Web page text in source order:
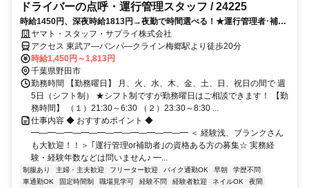
ドライバーの点呼・運行管理スタッフ / 24225
時給1450円、深夜時給1813円→夜勤で時間選べる！★運行管理者･補助
者資格が活かせる★フル勤務で収入安定♪梅郷駅最寄り＊車･バイク･自転
車OK！面接1回のみ◎履歴書不要！
ヤマト・スタッフ・サプライ株式会社
アクセス 東武ア―バンパ―クライン梅郷駅より徒歩20分
時給1,450円～1,813円
千葉県野田市
勤務時間 【勤務曜日】 月、火、水、木、金、土、日、祝日の間で 週
5日（シフト制） ★シフト制ですが勤務曜日はご相談できます！ 【勤
務時間】 （１）21:30～6:30 （２）23:30～8:30 ...
仕事内容 ◆ おすすめポイント ◆
━―━―━―━―━―━―━―━―━―━ ＜ 経験浅、ブランクさん
も大歓迎！！＞ ｢運行管理or補助者｣の資格ある方の募集☆ 実務経
験・経験年数などは問いません♪ ━...
制服あり 主婦・主夫歓迎 フリーター歓迎 バイク通勤OK 早朝
学歴不問
車通勤OK
固定時間制 職場見学可 経験不問 経験者歓迎 ネイルOK 夜間